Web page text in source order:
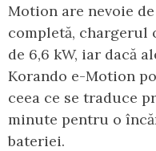
Motion are nevoie
completă, chargerul
de 6,6 kW, iar dacă
Korando e-Motion
ceea ce se traduce
minute pentru o
bateriei.